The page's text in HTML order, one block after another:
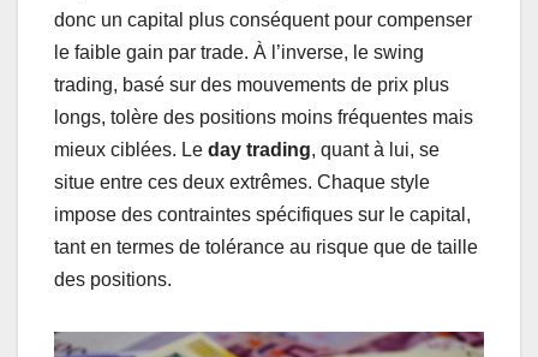
donc un capital plus conséquent pour compenser
le faible gain par trade. À l’inverse, le swing
trading, basé sur des mouvements de prix plus
longs, tolère des positions moins fréquentes mais
mieux ciblées. Le day trading, quant à lui, se
situe entre ces deux extrêmes. Chaque style
impose des contraintes spécifiques sur le capital,
tant en termes de tolérance au risque que de taille
des positions.